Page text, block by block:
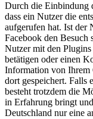
Durch die Einbindung
dass ein Nutzer die
aufgerufen hat. Ist der
Facebook den Besuch
Nutzer mit den
betätigen oder einen
Information von Ihrem
dort gespeichert. Falls
besteht trotzdem die
in Erfahrung bringt
Deutschland nur eine